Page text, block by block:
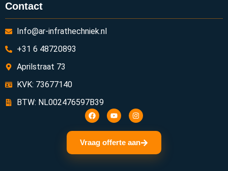
Contact
Info@ar-infrathechniek.nl
+31 6 48720893
Aprilstraat 73
KVK: 73677140
BTW: NL002476597B39
Vraag offerte aan